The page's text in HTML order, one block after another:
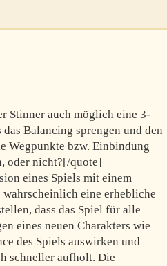
Stinner auch möglich eine 3-
Balancing sprengen und den
Wegpunkte bzw. Einbindung
oder nicht?[/quote]
eines Spiels mit einem
eine erhebliche
dass das Spiel für alle
eines neuen Charakters wie
des Spiels auswirken und
schneller aufholt. Die